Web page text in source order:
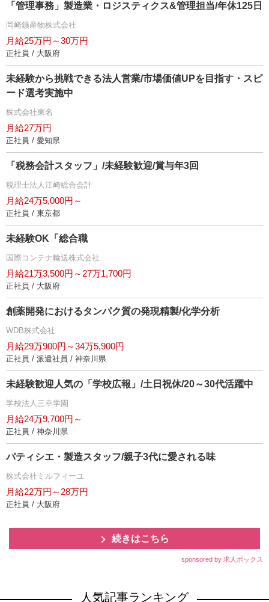
「管理事務」製造業・ロジスティクス&管理担当/年休125日
岡崎鑛産物株式会社
月給25万円～30万円
正社員 / 大阪府
未経験から挑戦できる法人営業/市場価値UPを目指す・スピ
ード選考実施中
株式会社東名
月給27万円
正社員 / 愛知県
「税務会計スタッフ」/未経験歓迎/賞与年3回
税理士法人江崎総合会計
月給24万5,000円～
正社員 / 東京都
未経験OK「総合職
国際コンテナ輸送株式会社
月給21万3,500円～27万1,700円
正社員 / 大阪府
創薬開発におけるタンパク質の発現精製/化学分析
WDB株式会社
月給29万900円～34万5,900円
正社員 / 派遣社員 / 神奈川県
未経験歓迎人気の「学校広報」/土日祝休/20～30代活躍中
学校法人三幸学園
月給24万9,700円～
正社員 / 神奈川県
パティシエ・製造スタッフ/親子3代に愛される味
株式会社ミルフィーユ
月給22万円～28万円
正社員 / 大阪府
続きはこちら
sponsored by 求人ボックス
人気記事ランキング